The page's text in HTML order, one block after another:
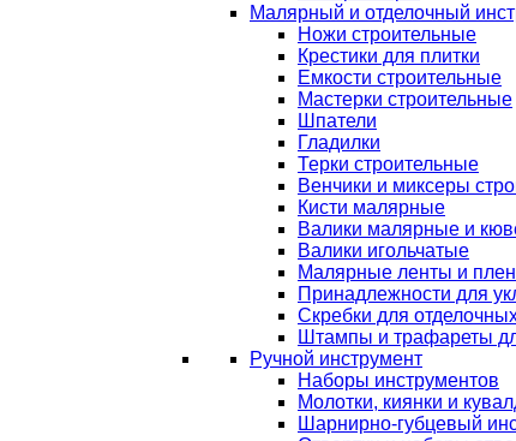
Малярный и отделочный
Ножи строительные
Крестики для плитки
Емкости строительные
Мастерки строительные
Шпатели
Гладилки
Терки строительные
Венчики и миксеры
Кисти малярные
Валики малярные и
Валики игольчатые
Малярные ленты и
Принадлежности для
Скребки для
Штампы и трафареты
Ручной инструмент
Наборы инструментов
Молотки, киянки и
Шарнирно-губцевый